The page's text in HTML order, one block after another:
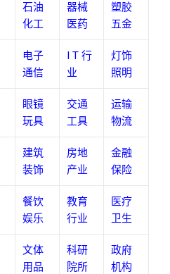
石油
化工
器械
医药
塑胶
五金
电子
通信
I T 行
业
灯饰
照明
眼镜
玩具
交通
工具
运输
物流
建筑
装饰
房地
产业
金融
保险
餐饮
娱乐
教育
行业
医疗
卫生
文体
用品
科研
院所
政府
机构